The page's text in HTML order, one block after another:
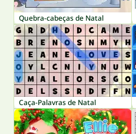
Quebra-cabeças de Natal
Caça-Palavras de Natal